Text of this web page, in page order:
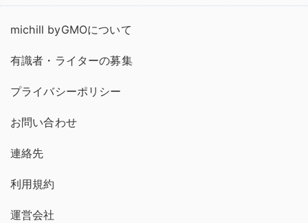
michill byGMOについて
有識者・ライターの募集
プライバシーポリシー
お問い合わせ
連絡先
利用規約
運営会社